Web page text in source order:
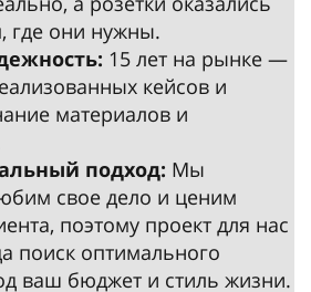
где они нужны.
15 лет на рынке —
кейсов и
материалов и
подход: Мы
свое дело и ценим
поэтому проект для нас
поиск оптимального
ваш бюджет и стиль жизни.